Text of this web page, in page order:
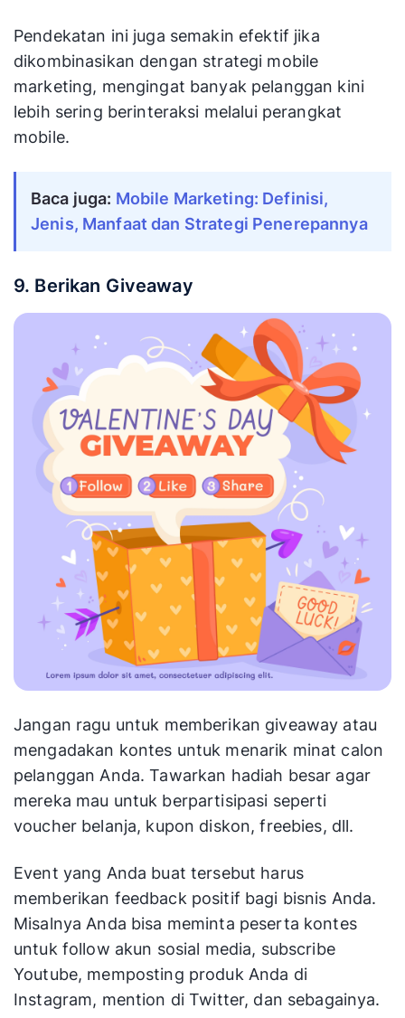
Pendekatan ini juga semakin efektif jika
dikombinasikan dengan strategi mobile
marketing, mengingat banyak pelanggan kini
lebih sering berinteraksi melalui perangkat
mobile.
Baca juga: Mobile Marketing: Definisi,
Jenis, Manfaat dan Strategi Penerepannya
9. Berikan Giveaway
Jangan ragu untuk memberikan giveaway atau
mengadakan kontes untuk menarik minat calon
pelanggan Anda. Tawarkan hadiah besar agar
mereka mau untuk berpartisipasi seperti
voucher belanja, kupon diskon, freebies, dll.
Event yang Anda buat tersebut harus
memberikan feedback positif bagi bisnis Anda.
Misalnya Anda bisa meminta peserta kontes
untuk follow akun sosial media, subscribe
Youtube, memposting produk Anda di
Instagram, mention di Twitter, dan sebagainya.